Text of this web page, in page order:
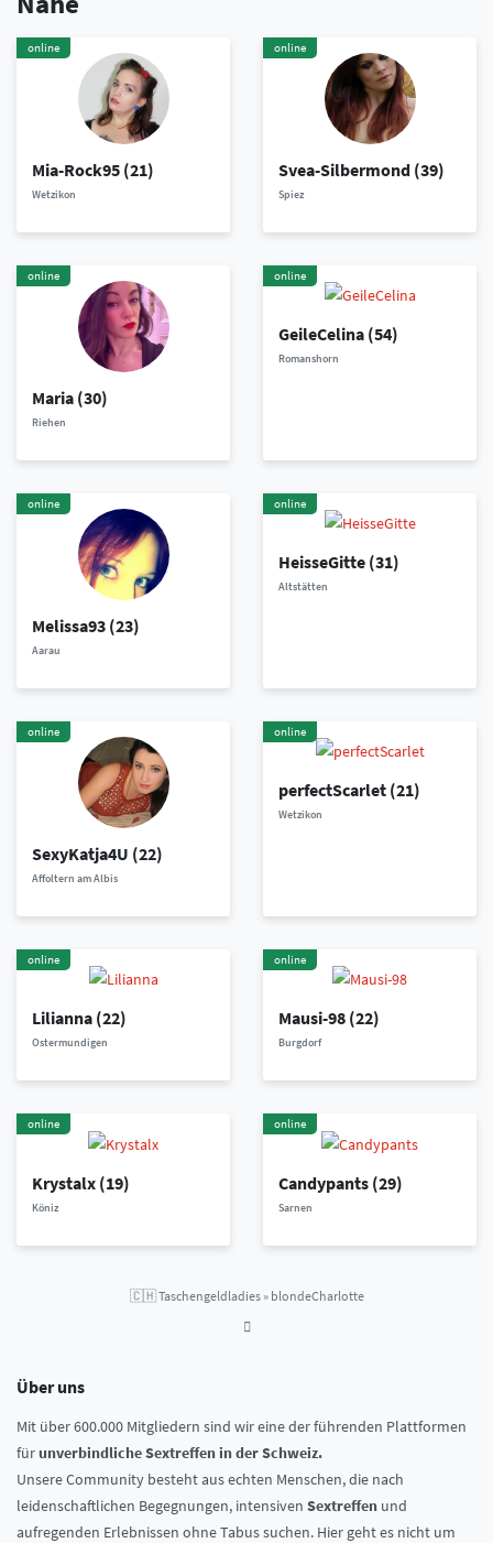
online
Mia-Rock95 (21)
Wetzikon
online
Svea-Silbermond (39)
Spiez
online
Maria (30)
Riehen
online
GeileCelina (54)
Romanshorn
online
Melissa93 (23)
Aarau
online
HeisseGitte (31)
Altstätten
online
SexyKatja4U (22)
Affoltern am Albis
online
perfectScarlet (21)
Wetzikon
online
Lilianna (22)
Ostermundigen
online
Mausi-98 (22)
Burgdorf
online
Krystalx (19)
Köniz
online
Candypants (29)
Sarnen
🇨🇭Taschengeldladies» blondeCharlotte
Über uns
Mit über 600.000 Mitgliedern sind wir eine der führenden Plattformen
fürunverbindliche Sextreffen in der Schweiz.
Unsere Community besteht aus echten Menschen, die nach
leidenschaftlichen Begegnungen, intensiven Sextreffen und
aufregenden Erlebnissen ohne Tabus suchen. Hier geht es nicht um